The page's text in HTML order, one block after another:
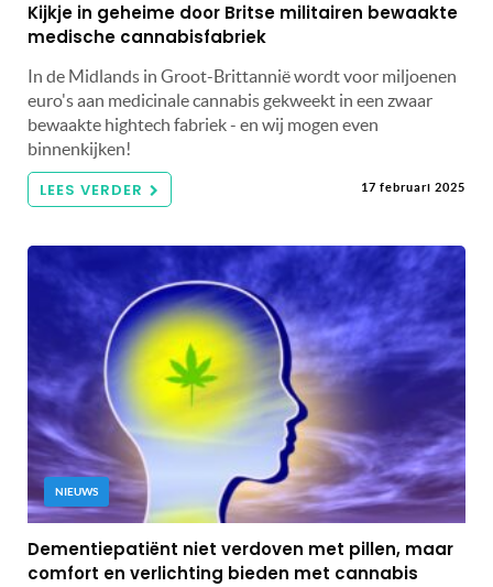
Kijkje in geheime door Britse militairen bewaakte
medische cannabisfabriek
In de Midlands in Groot-Brittannië wordt voor miljoenen
euro's aan medicinale cannabis gekweekt in een zwaar
bewaakte hightech fabriek - en wij mogen even
binnenkijken!
LEES VERDER 17 februari 2025
NIEUWS
Dementiepatiënt niet verdoven met pillen, maar
comfort en verlichting bieden met cannabis